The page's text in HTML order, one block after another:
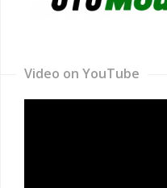
Video on YouTube